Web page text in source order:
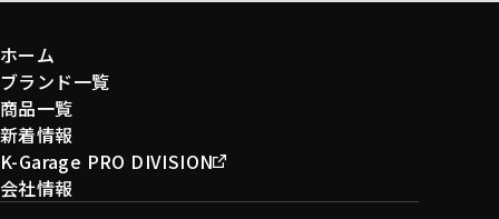
ホーム
ブランド一覧
商品一覧
新着情報
K-Garage PRO DIVISION
会社情報